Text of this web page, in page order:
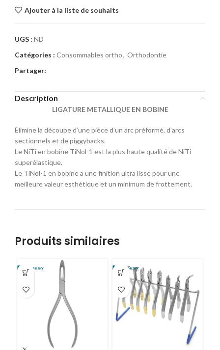
Ajouter à la liste de souhaits
UGS : ND
Catégories : Consommables ortho, Orthodontie
Partager:
Description
LIGATURE METALLIQUE EN BOBINE
Élimine la découpe d’une pièce d’un arc préformé, d’arcs
sectionnels et de piggybacks.
Le NiTi en bobine TiNol-1 est la plus haute qualité de NiTi
superélastique.
Le TiNol-1 en bobine a une finition ultra lisse pour une
meilleure valeur esthétique et un minimum de frottement.
Produits similaires